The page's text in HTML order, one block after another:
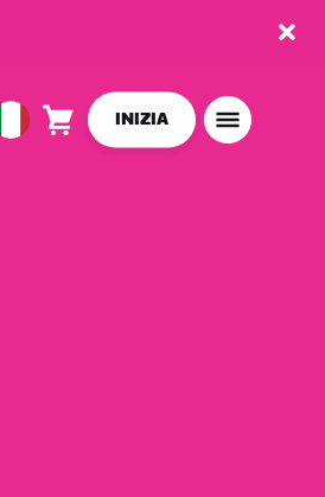
EuropeanCarrello0
INIZIA